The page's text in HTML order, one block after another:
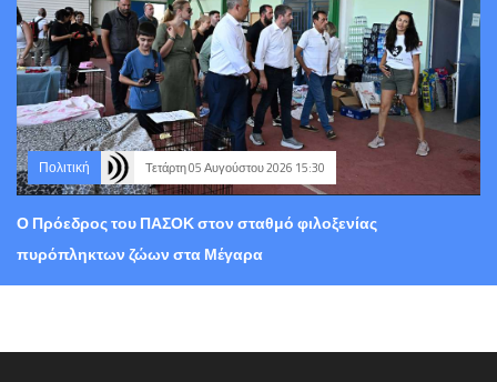
Πολιτική Τετάρτη 05 Αυγούστου 2026 15:30
Ο Πρόεδρος του ΠΑΣΟΚ στον σταθμό φιλοξενίας
πυρόπληκτων ζώων στα Μέγαρα